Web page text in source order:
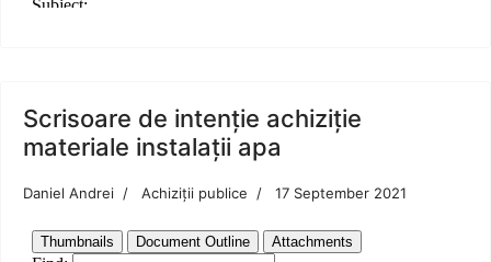
Scrisoare de intenție achiziție
materiale instalații apa
Daniel Andrei Achiziții publice 17 September 2021